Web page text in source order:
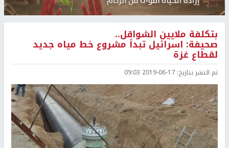
بتكلفة ملايين الشواقل..
صحيفة: اسرائيل تبدأ مشروع خط مياه جديد
لقطاع غزة
تم النشر بتاريخ: 2019-06-17 09:03